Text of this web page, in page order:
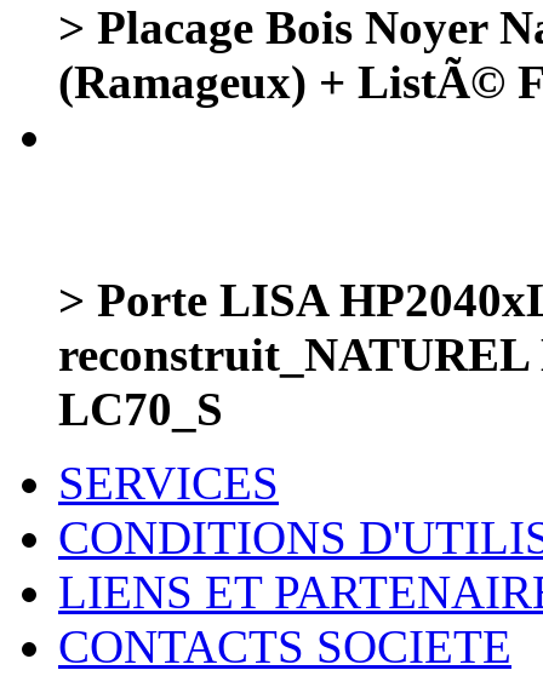
> Placage Bois Noyer
(Ramageux) + ListÃ©
> Porte LISA
LC70_S
SERVICES
CONDITIONS
LIENS ET
CONTACTS SOCIETE